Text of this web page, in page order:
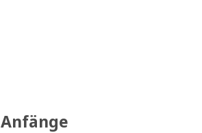
Anfänge